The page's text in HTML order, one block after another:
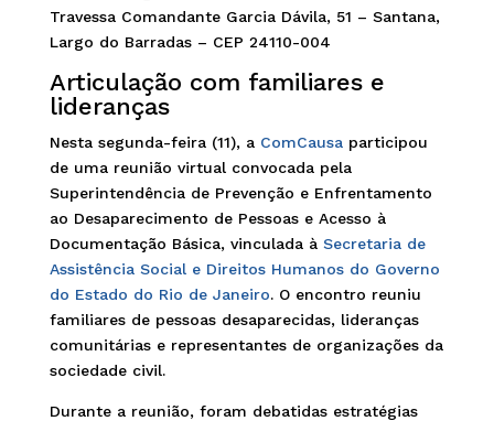
Travessa Comandante Garcia Dávila, 51 – Santana,
Largo do Barradas – CEP 24110-004
Articulação com familiares e
lideranças
Nesta segunda-feira (11), a ComCausaparticipou
de uma reunião virtual convocada pela
Superintendência de Prevenção e Enfrentamento
ao Desaparecimento de Pessoas e Acesso à
Documentação Básica, vinculada à Secretaria de
Assistência Social e Direitos Humanos do Governo
do Estado do Rio de Janeiro. O encontro reuniu
familiares de pessoas desaparecidas, lideranças
comunitárias e representantes de organizações da
sociedade civil.
Durante a reunião, foram debatidas estratégias